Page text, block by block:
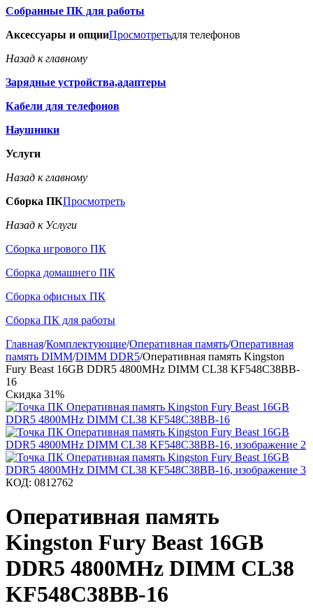
Собранные ПК для работы
Аксессуары и опцииПросмотретьдля телефонов
Назад к главному
Зарядные устройства,адаптеры
Кабели для телефонов
Наушники
Услуги
Назад к главному
Сборка ПКПросмотреть
Назад к Услуги
Сборка игрового ПК
Сборка домашнего ПК
Сборка офисных ПК
Сборка ПК для работы
Главная/Комплектующие/Оперативная память/Оперативная
память DIMM/DIMM DDR5/Оперативная память Kingston
Fury Beast 16GB DDR5 4800MHz DIMM CL38 KF548C38BB-
16
Скидка 31%
КОД: 0812762
Оперативная память
Kingston Fury Beast 16GB
DDR5 4800MHz DIMM CL38
KF548C38BB-16